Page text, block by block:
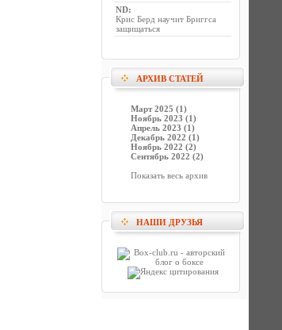
ND:
Крис Берд научит Бриггса
защищаться
АРХИВ СТАТЕЙ
Март 2025 (1)
Ноябрь 2023 (1)
Апрель 2023 (1)
Декабрь 2022 (1)
Ноябрь 2022 (2)
Сентябрь 2022 (2)
Показать весь архив
НАШИ ДРУЗЬЯ